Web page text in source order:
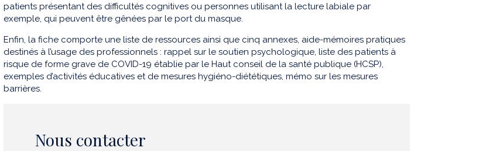
patients présentant des difficultés cognitives ou personnes utilisant la lecture labiale par
exemple, qui peuvent être gênées par le port du masque.
Enfin, la fiche comporte une liste de ressources ainsi que cinq annexes, aide-mémoires pratiques
destinés à l’usage des professionnels : rappel sur le soutien psychologique, liste des patients à
risque de forme grave de COVID-19 établie par le Haut conseil de la santé publique (HCSP),
exemples d’activités éducatives et de mesures hygiéno-diététiques, mémo sur les mesures
barrières.
Nous contacter